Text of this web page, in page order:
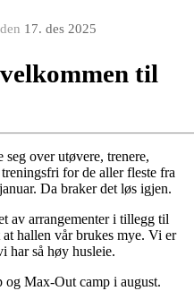
den 17. des 2025
til
over utøvere, trenere,
for de aller fleste fra
Da braker det løs igjen.
av arrangementer i tillegg til
hallen vår brukes mye. Vi er
har så høy husleie.
og Max-Out camp i august.